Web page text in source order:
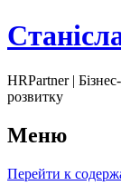
HRPartner |
розвитку
Меню
Перейти к